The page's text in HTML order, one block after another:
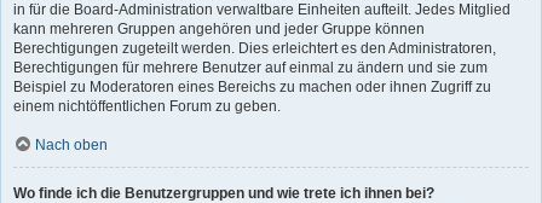
in für die Board-Administration verwaltbare Einheiten aufteilt. Jedes Mitglied
kann mehreren Gruppen angehören und jeder Gruppe können
Berechtigungen zugeteilt werden. Dies erleichtert es den Administratoren,
Berechtigungen für mehrere Benutzer auf einmal zu ändern und sie zum
Beispiel zu Moderatoren eines Bereichs zu machen oder ihnen Zugriff zu
einem nichtöffentlichen Forum zu geben.
Nach oben
Wo finde ich die Benutzergruppen und wie trete ich ihnen bei?